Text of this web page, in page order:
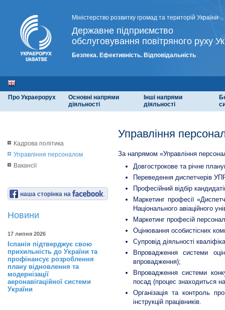
Міністерство розвитку громад та територій України
Державне підприємство
обслуговування повітряного руху
Безпека. Ефективність. Відповідальність
Про Украерорух
Основні напрями
діяльності
Інші напрями
діяльності
Кадрова політика
Управління персоналом
Вакансії
наша сторінка на
Новини
17 липня 2026
Іспанія підтверджує свою
прихильність до України та
профінансує розроблення
плану відновлення та
модернізації
аеронавігаційної системи
України
Управління
За напрямом «Управління
Довгострокове та річне
Переведення диспетчерів
Професійний відбір
Маркетинг професії
Національного авіаційного
Маркетинг професій
Оцінювання особистісних
Супровід діяльності
Впровадження системи
впровадження);
Впровадження системи
посад (процес знаходиться
Організація та контроль
інструкцій працівників.